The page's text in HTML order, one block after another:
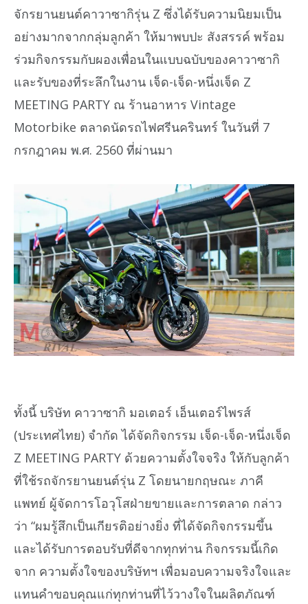
จักรยานยนต์คาวาซากิรุ่น Z ซึ่งได้รับความนิยมเป็น
อย่างมากจากกลุ่มลูกค้า ให้มาพบปะ สังสรรค์ พร้อม
ร่วมกิจกรรมกับผองเพื่อนในแบบฉบับของคาวาซากิ
และรับของที่ระลึกในงาน เจ็ด-เจ็ด-หนึ่งเจ็ด Z
MEETING PARTY ณ ร้านอาหาร Vintage
Motorbike ตลาดนัดรถไฟศรีนครินทร์ ในวันที่ 7
กรกฎาคม พ.ศ. 2560 ที่ผ่านมา
ทั้งนี้ บริษัท คาวาซากิ มอเตอร์ เอ็นเตอร์ไพรส์
(ประเทศไทย) จํากัด ได้จัดกิจกรรม เจ็ด-เจ็ด-หนึ่งเจ็ด
Z MEETING PARTY ด้วยความตั้งใจจริง ให้กับลูกค้า
ที่ใช้รถจักรยานยนต์รุ่น Z โดยนายกฤษณะ ภาคี
แพทย์ ผู้จัดการโอวุโสฝ่ายขายและการตลาด กล่าว
ว่า “ผมรู้สึกเป็นเกียรติอย่างยิ่ง ที่ได้จัดกิจกรรมขึ้น
และได้รับการตอบรับที่ดีจากทุกท่าน กิจกรรมนี้เกิด
จาก ความตั้งใจของบริษัทฯ เพื่อมอบความจริงใจและ
แทนคำขอบคุณแก่ทุกท่านที่ไว้วางใจในผลิตภัณฑ์